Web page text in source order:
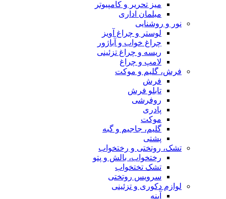
میز تحریر و کامپیوتر
مبلمان اداری
نور و روشنایی
لوستر و چراغ آویز
چراغ خواب و آباژور
ریسه و چراغ تزئینی
لامپ و چراغ
فرش، گلیم و موکت
فرش
تابلو فرش
روفرشی
پادری
موکت
گلیم، جاجیم و گبه
پشتی
تشک، روتختی و رختخواب
رختخواب، بالش و پتو
تشک تختخواب
سرویس روتختی
لوازم دکوری و تزئینی
آینه